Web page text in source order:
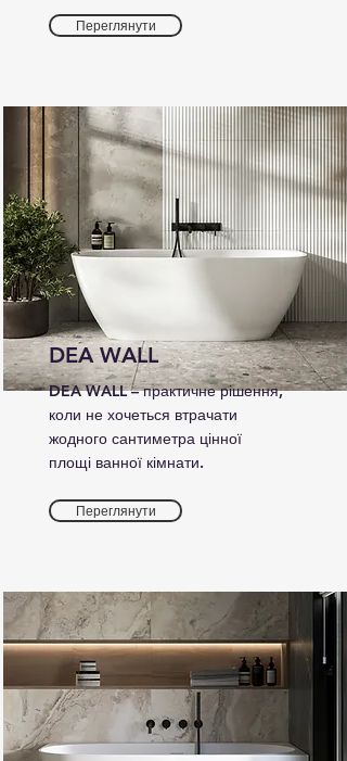
Переглянути
DEA WALL
DEA WALL – практичне рішення,
коли не хочеться втрачати
жодного сантиметра цінної
площі ванної кімнати.
Переглянути